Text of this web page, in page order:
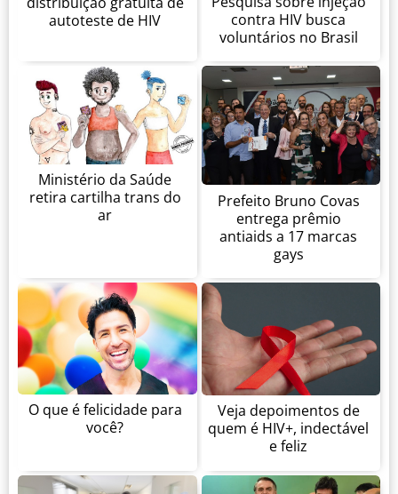
autoteste de HIV
contra HIV busca
voluntários no Brasil
Ministério da Saúde
retira cartilha trans do
ar
Prefeito Bruno Covas
entrega prêmio
antiaids a 17 marcas
gays
O que é felicidade para
você?
Veja depoimentos de
quem é HIV+, indectável
e feliz